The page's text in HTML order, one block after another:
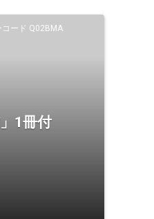
コード Q02BMA
1冊付